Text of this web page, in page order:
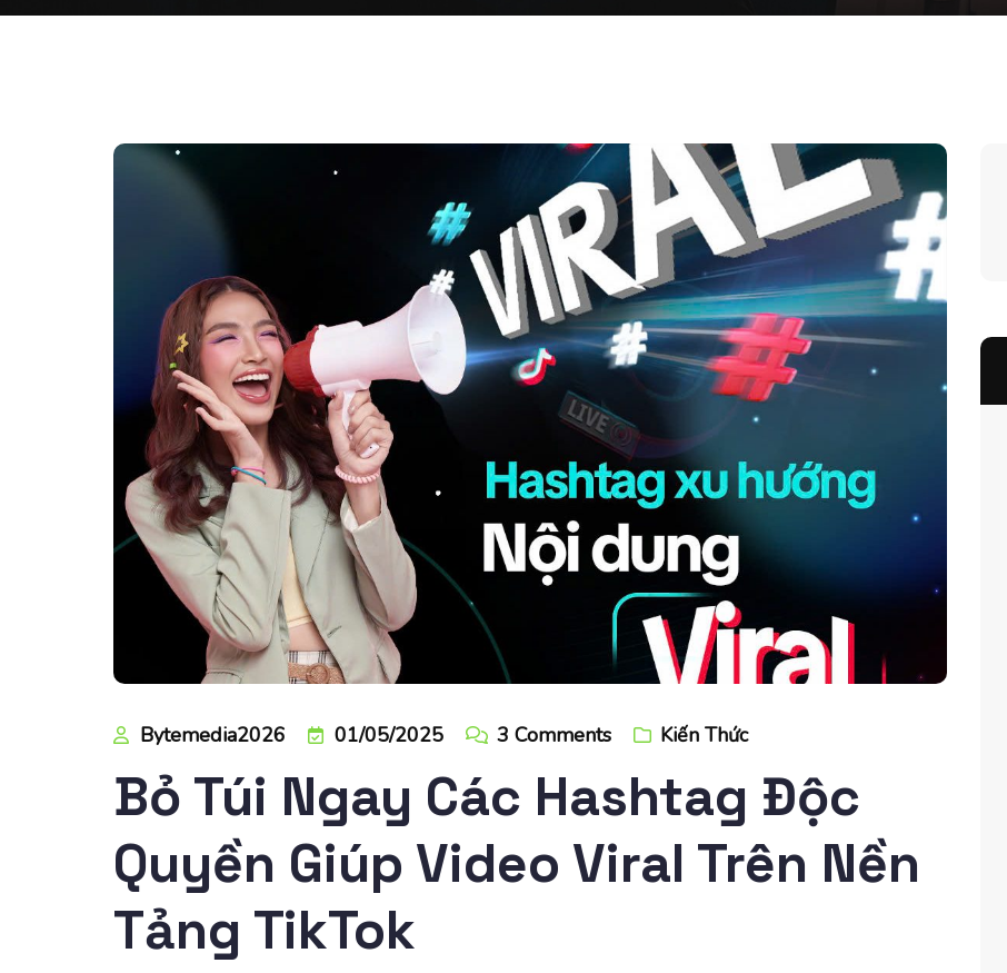
Bytemedia2026 01/05/2025 3 Comments Kiến Thức
Bỏ Túi Ngay Các Hashtag Độc
Quyền Giúp Video Viral Trên Nền
Tảng TikTok